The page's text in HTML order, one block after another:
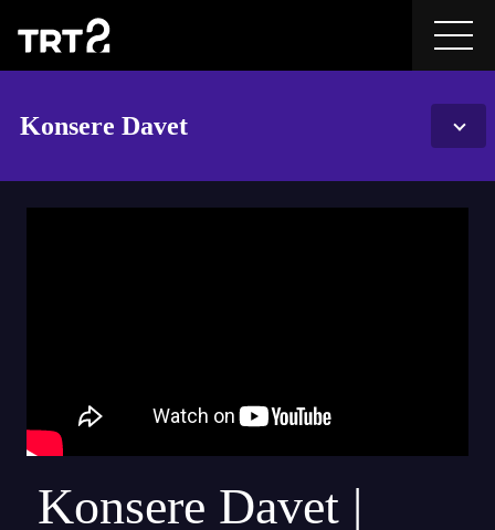
Konsere Davet
Konsere Davet |